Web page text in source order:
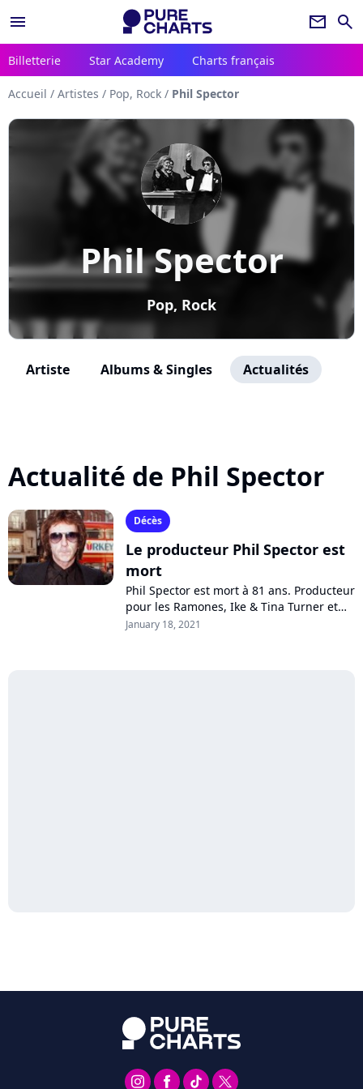
menu newsletter search
Billetterie Star Academy Charts français
Accueil / Artistes / Pop, Rock / Phil Spector
Phil Spector
Pop, Rock
Artiste Albums & Singles Actualités
Actualité de Phil Spector
Décès
Le producteur Phil Spector est
mort
Phil Spector est mort à 81 ans. Producteur
pour les Ramones, Ike & Tina Turner et
surtout "Let It Be" des Beatles et créateur
January 18, 2021